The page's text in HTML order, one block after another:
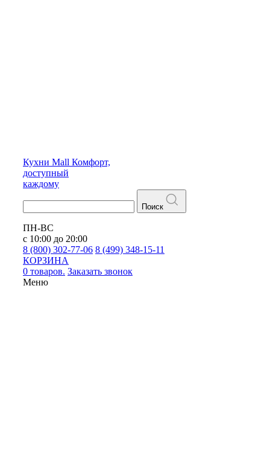
Кухни Mall Комфорт,
доступный
каждому
Поиск
ПН-ВС
с 10:00 до 20:00
8 (800) 302-77-06 8 (499) 348-15-11
КОРЗИНА
0 товаров. Заказать звонок
Меню